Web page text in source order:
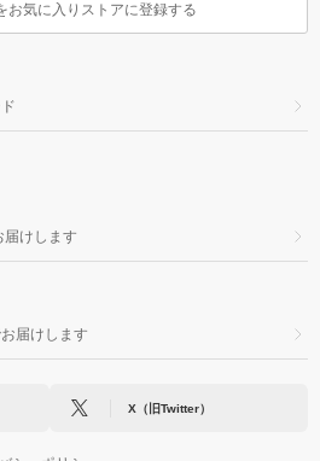
お気に入りストアに登録する
届けします
届けします
X（旧Twitter）